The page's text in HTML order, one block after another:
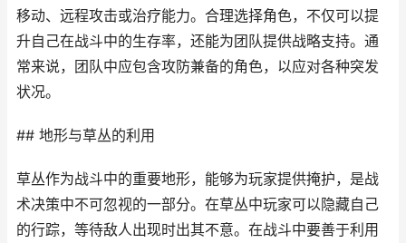
移动、远程攻击或治疗能力。合理选择角色，不仅可以提
升自己在战斗中的生存率，还能为团队提供战略支持。通
常来说，团队中应包含攻防兼备的角色，以应对各种突发
状况。
## 地形与草丛的利用
草丛作为战斗中的重要地形，能够为玩家提供掩护，是战
术决策中不可忽视的一部分。在草丛中玩家可以隐藏自己
的行踪，等待敌人出现时出其不意。在战斗中要善于利用